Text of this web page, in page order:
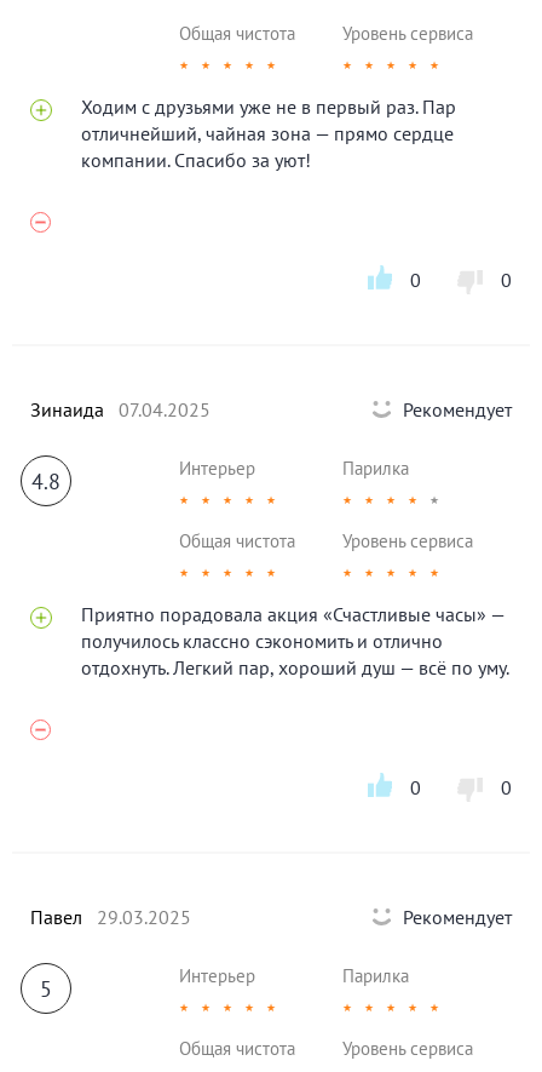
Общая чистота
★ ★ ★ ★ ★
Уровень сервиса
★ ★ ★ ★ ★
Ходим с друзьями уже не в первый раз. Пар
отличнейший, чайная зона — прямо сердце
компании. Спасибо за уют!
0 0
Зинаида 07.04.2025 Рекомендует
4.8 Интерьер
★ ★ ★ ★ ★
Парилка
★ ★ ★ ★ ★
Общая чистота
★ ★ ★ ★ ★
Уровень сервиса
★ ★ ★ ★ ★
Приятно порадовала акция «Счастливые часы» —
получилось классно сэкономить и отлично
отдохнуть. Легкий пар, хороший душ — всё по уму.
0 0
Павел 29.03.2025 Рекомендует
5 Интерьер
★ ★ ★ ★ ★
Парилка
★ ★ ★ ★ ★
Общая чистота Уровень сервиса